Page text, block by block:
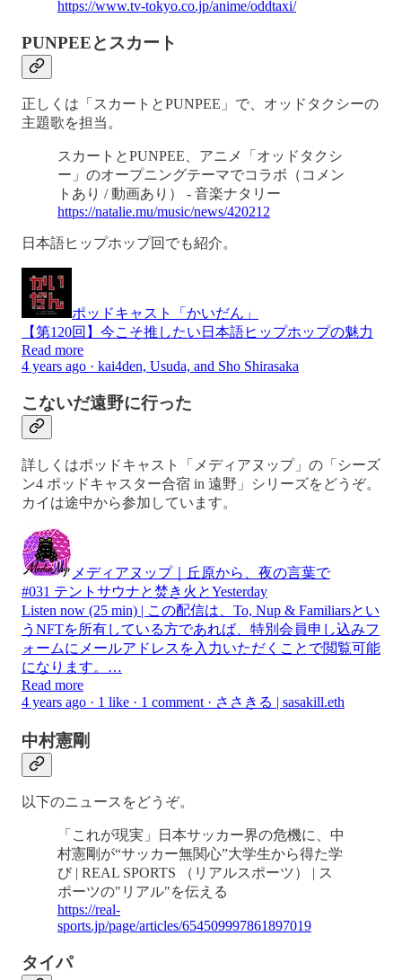
https://www.tv-tokyo.co.jp/anime/oddtaxi/
PUNPEEとスカート
正しくは「スカートとPUNPEE」で、オッドタクシーの
主題歌を担当。
スカートとPUNPEE、アニメ「オッドタクシ
ー」のオープニングテーマでコラボ（コメン
トあり / 動画あり） - 音楽ナタリー
https://natalie.mu/music/news/420212
日本語ヒップホップ回でも紹介。
ポッドキャスト「かいだん」
【第120回】今こそ推したい日本語ヒップホップの魅力
Read more
4 years ago · kai4den, Usuda, and Sho Shirasaka
こないだ遠野に行った
詳しくはポッドキャスト「メディアヌップ」の「シーズ
ン4 ポッドキャスター合宿 in 遠野」シリーズをどうぞ。
カイは途中から参加しています。
メディアヌップ｜丘原から、夜の言葉で
#031 テントサウナと焚き火とYesterday
Listen now (25 min) | この配信は、To, Nup & Familiarsとい
うNFTを所有している方であれば、特別会員申し込みフ
ォームにメールアドレスを入力いただくことで閲覧可能
になります。…
Read more
4 years ago · 1 like · 1 comment · ささきる | sasakill.eth
中村憲剛
以下のニュースをどうぞ。
「これが現実」日本サッカー界の危機に、中
村憲剛が“サッカー無関心”大学生から得た学
び | REAL SPORTS （リアルスポーツ） | ス
ポーツの"リアル"を伝える
https://real-
sports.jp/page/articles/654509997861897019
タイパ